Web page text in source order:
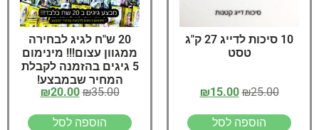
10 סיכות לדייג 27 ק"ג
טסט
₪25.00
₪15.00
הוספה לסל
20 ש"ח לגיג לבחירה
ממגוון עצום!!! מינימום
5 גיגים בהזמנה לקבלת
המחיר שבמבצע!
₪35.00
₪20.00
הוספה לסל